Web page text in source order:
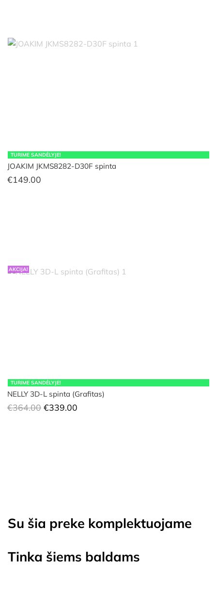
TURIME SANDĖLYJE!
JOAKIM JKMS8282-D30F spinta
€149.00
AKCIJA!
TURIME SANDĖLYJE!
NELLY 3D-L spinta (Grafitas)
€364.00 Original
€339.00
Su šia preke komplektuojame
Tinka šiems baldams